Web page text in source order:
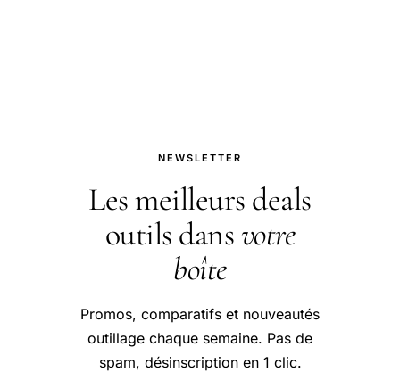
NEWSLETTER
Les meilleurs deals
outils dansvotre
boîte
Promos, comparatifs et nouveautés
outillage chaque semaine. Pas de
spam, désinscription en 1 clic.